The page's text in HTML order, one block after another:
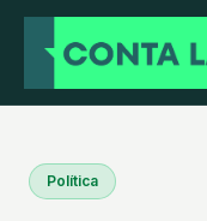
Política